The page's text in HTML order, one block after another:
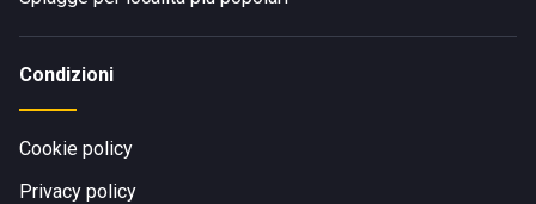
Condizioni
Cookie policy
Privacy policy